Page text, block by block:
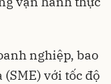
nghiệp, bao
với tốc độ